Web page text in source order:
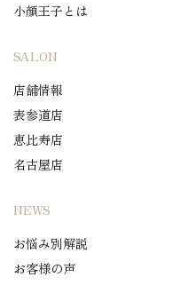
小顔王子とは
SALON
店舗情報
表参道店
恵比寿店
名古屋店
NEWS
お悩み別解説
お客様の声